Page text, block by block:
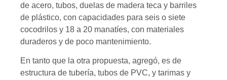
de acero, tubos, duelas de madera teca y barriles
de plástico, con capacidades para seis o siete
cocodrilos y 18 a 20 manatíes, con materiales
duraderos y de poco mantenimiento.
En tanto que la otra propuesta, agregó, es de
estructura de tubería, tubos de PVC, y tarimas y